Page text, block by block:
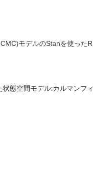
モデルのStanを使った
状態空間モデル:カルマンフ